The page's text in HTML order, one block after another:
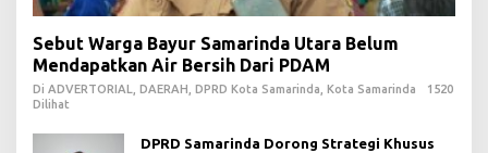
Sebut Warga Bayur Samarinda Utara Belum
Mendapatkan Air Bersih Dari PDAM
Di ADVERTORIAL, DAERAH, DPRD Kota Samarinda, Kota Samarinda
1520
Dilihat
DPRD Samarinda Dorong Strategi Khusus